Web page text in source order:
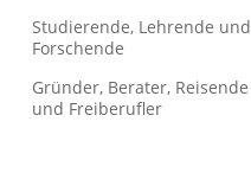
Studierende, Lehrende und
Forschende
Gründer, Berater, Reisende
und Freiberufler